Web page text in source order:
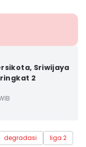
Sriwijaya
2
degradasi
liga 2